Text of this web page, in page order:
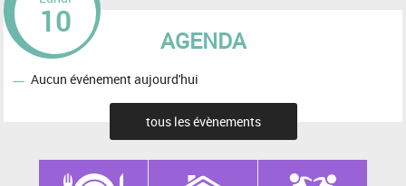
AGENDA
10
Aucun événement aujourd'hui
tous les évènements